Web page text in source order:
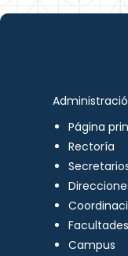
Página
Rectoría
Facultades
Campus